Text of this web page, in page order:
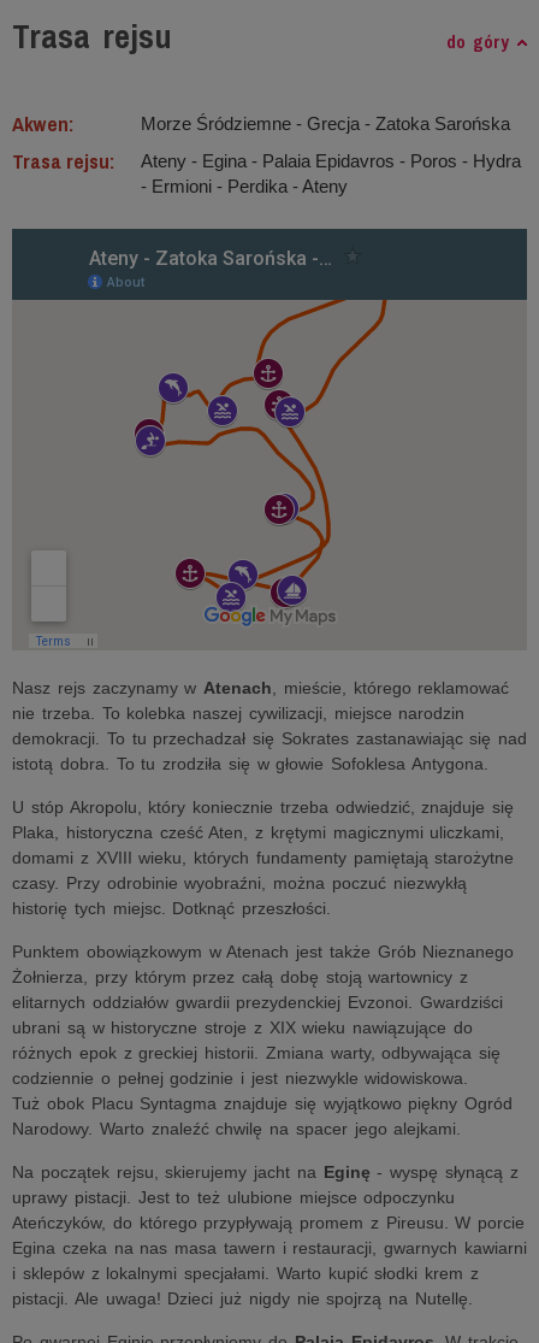
Trasa rejsu do góry
Akwen: Morze Śródziemne ‐ Grecja - Zatoka Sarońska
Trasa rejsu:
Ateny - Egina - Palaia Epidavros - Poros - Hydra
- Ermioni - Perdika - Ateny
Nasz rejs zaczynamy w Atenach , mieście, którego reklamować
nie trzeba. To kolebka naszej cywilizacji, miejsce narodzin
demokracji. To tu przechadzał się Sokrates zastanawiając się nad
istotą dobra. To tu zrodziła się w głowie Sofoklesa Antygona.
U stóp Akropolu, który koniecznie trzeba odwiedzić, znajduje się
Plaka, historyczna cześć Aten, z krętymi magicznymi uliczkami,
domami z XVIII wieku, których fundamenty pamiętają starożytne
czasy. Przy odrobinie wyobraźni, można poczuć niezwykłą
historię tych miejsc. Dotknąć przeszłości.
Punktem obowiązkowym w Atenach jest także Grób Nieznanego
Żołnierza, przy którym przez całą dobę stoją wartownicy z
elitarnych oddziałów gwardii prezydenckiej Evzonoi. Gwardziści
ubrani są w historyczne stroje z XIX wieku nawiązujące do
różnych epok z greckiej historii. Zmiana warty, odbywająca się
codziennie o pełnej godzinie i jest niezwykle widowiskowa.
Tuż obok Placu Syntagma znajduje się wyjątkowo piękny Ogród
Narodowy. Warto znaleźć chwilę na spacer jego alejkami.
Na początek rejsu, skierujemy jacht na Eginę - wyspę słynącą z
uprawy pistacji. Jest to też ulubione miejsce odpoczynku
Ateńczyków, do którego przypływają promem z Pireusu. W porcie
Egina czeka na nas masa tawern i restauracji, gwarnych kawiarni
i sklepów z lokalnymi specjałami. Warto kupić słodki krem z
pistacji. Ale uwaga! Dzieci już nigdy nie spojrzą na Nutellę.